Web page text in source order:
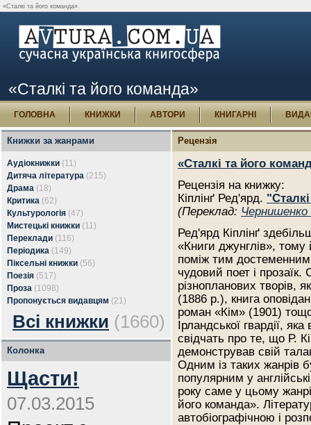
«Сталкі та його команда».
«Сталкі та його команда»
ГОЛОВНА КНИЖКИ АВТОРИ КНИГАРНІ
Книжки за жанрами
Аудіокнижки (11)
Дитяча література (215)
Драма (18)
Критика (62)
Культурологія (47)
Мистецькі книжки (11)
Переклади (116)
Періодика (149)
Піксельні книжки (56)
Поезія (517)
Проза (1098)
Пропонується видавцям (21)
Всі книжки (1660)
Колонка
Щасти!
07.03.2015
Рецензія
«Сталкі та його
Рецензія на книжку:
Кіплінґ Ред'ярд.
(Переклад:
Ред'ярд Кіплінґ
«Книги джунглів», тому
поміж тим достеменним
чудовий поет і
різнопланових творів,
(1886 р.), книга
роман «Кім» (1901)
Ірландської гвардії,
свідчать про те, що Р.
демонстрував свій
Одним із таких жанрів
популярним у
року саме у цьому
його команда».
автобіографічною і